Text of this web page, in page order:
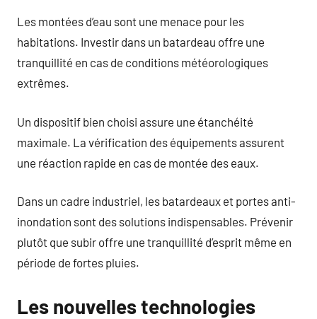
Les montées d’eau sont une menace pour les
habitations. Investir dans un batardeau offre une
tranquillité en cas de conditions météorologiques
extrêmes.
Un dispositif bien choisi assure une étanchéité
maximale. La vérification des équipements assurent
une réaction rapide en cas de montée des eaux.
Dans un cadre industriel, les batardeaux et portes anti-
inondation sont des solutions indispensables. Prévenir
plutôt que subir offre une tranquillité d’esprit même en
période de fortes pluies.
Les nouvelles technologies